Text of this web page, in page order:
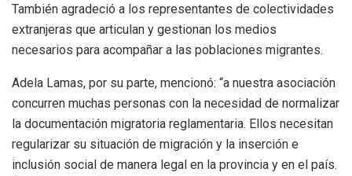
También agradeció a los representantes de colectividades
extranjeras que articulan y gestionan los medios
necesarios para acompañar a las poblaciones migrantes.
Adela Lamas, por su parte, mencionó: “a nuestra asociación
concurren muchas personas con la necesidad de normalizar
la documentación migratoria reglamentaria. Ellos necesitan
regularizar su situación de migración y la inserción e
inclusión social de manera legal en la provincia y en el país.